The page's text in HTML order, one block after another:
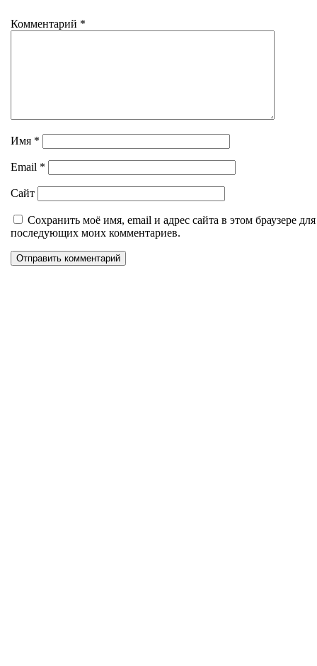
Комментарий *
Имя *
Email *
Сайт
Сохранить моё имя, email и адрес сайта в этом браузере для
последующих моих комментариев.